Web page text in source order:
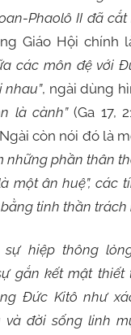
Phaolô II đã
Giáo Hội chính
các môn đệ với
nhau”, ngài dùng
là cành”(Ga 17,
còn nói đó là
những phần thân
một ân huệ”, các
tinh thần trách
sự hiệp thông
gắn kết mật thiết
Đức Kitô như
và đời sống linh